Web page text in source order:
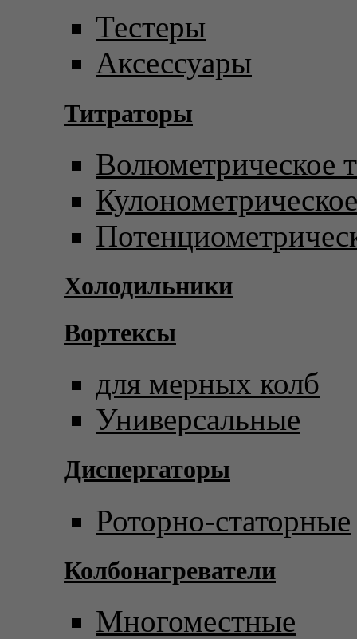
Тестеры
Аксессуары
Титраторы
Волюметрическое
Холодильники
Вортексы
для мерных колб
Универсальные
Диспергаторы
Роторно-статорные
Колбонагреватели
Многоместные